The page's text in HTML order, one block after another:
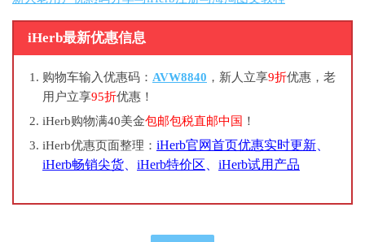
iHerb最新优惠信息
购物车输入优惠码： AVW8840 ，新人立享9折优惠，老
用户立享95折优惠！
iHerb购物满40美金包邮包税直邮中国 ！
iHerb优惠页面整理： iHerb官网首页优惠实时更新
iHerb畅销尖货
iHerb特价区 iHerb试用产品